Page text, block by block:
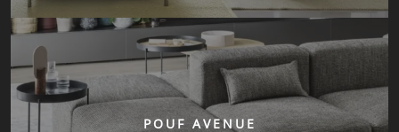
POUF AVENUE